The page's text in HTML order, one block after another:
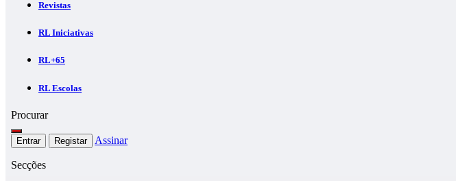
Revistas
RL Iniciativas
RL+65
RL Escolas
Procurar
Entrar Registar Assinar
Secções